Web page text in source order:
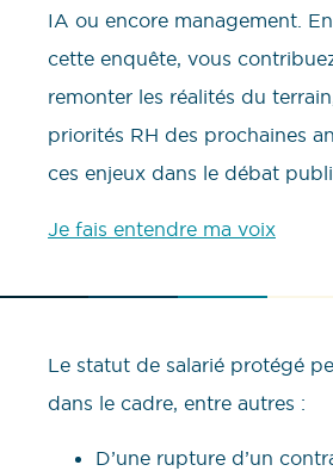
IA ou encore management.
cette enquête, vous
remonter les réalités du
priorités RH des prochaines
ces enjeux dans le débat
Je fais entendre ma voix
Le statut de salarié protégé
dans le cadre, entre autres :
D’une rupture d’un